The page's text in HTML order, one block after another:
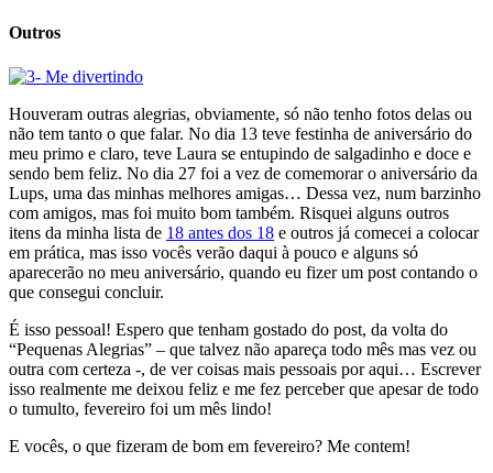
Outros
Houveram outras alegrias, obviamente, só não tenho fotos delas ou
não tem tanto o que falar. No dia 13 teve festinha de aniversário do
meu primo e claro, teve Laura se entupindo de salgadinho e doce e
sendo bem feliz. No dia 27 foi a vez de comemorar o aniversário da
Lups, uma das minhas melhores amigas… Dessa vez, num barzinho
com amigos, mas foi muito bom também. Risquei alguns outros
itens da minha lista de 18 antes dos 18 e outros já comecei a colocar
em prática, mas isso vocês verão daqui à pouco e alguns só
aparecerão no meu aniversário, quando eu fizer um post contando o
que consegui concluir.
É isso pessoal! Espero que tenham gostado do post, da volta do
“Pequenas Alegrias” – que talvez não apareça todo mês mas vez ou
outra com certeza -, de ver coisas mais pessoais por aqui… Escrever
isso realmente me deixou feliz e me fez perceber que apesar de todo
o tumulto, fevereiro foi um mês lindo!
E vocês, o que fizeram de bom em fevereiro? Me contem!